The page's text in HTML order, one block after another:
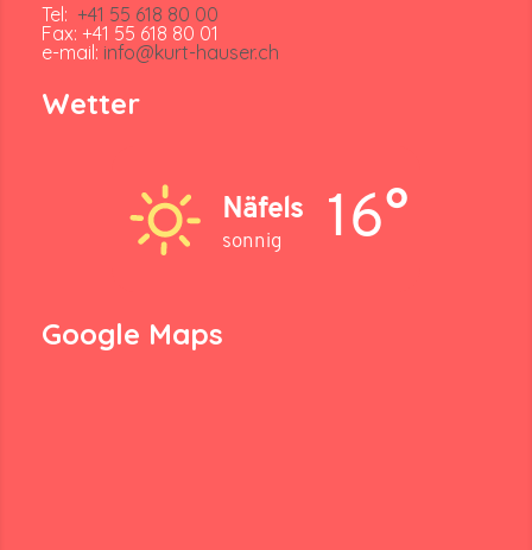
Tel: +41 55 618 80 00
Fax: +41 55 618 80 01
e-mail: info@kurt-hauser.ch
Wetter
Näfels
sonnig 16°
Google Maps